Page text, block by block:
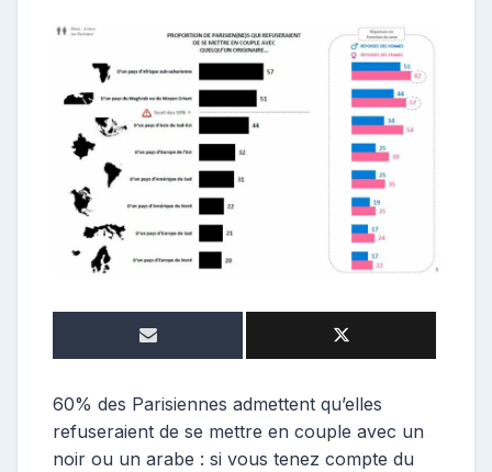
o
n
t
b
u
t
r
i
c
60% des Parisiennes admettent qu’elles
refuseraient de se mettre en couple avec un
noir ou un arabe : si vous tenez compte du